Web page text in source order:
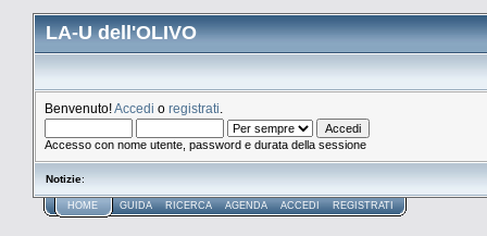
LA-U dell'OLIVO
Benvenuto!Accedi o registrati
Accesso con nome utente, password e durata della sessione
Notizie:
HOME GUIDA RICERCA AGENDA ACCEDI REGISTRATI